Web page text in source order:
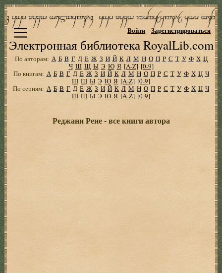
Электронная библиотека RoyalLib.com
Войти Зарегистрироваться
По авторам: А Б В Г Д Е Ж З И Й К Л М Н О П Р С Т У Ф Х Ц
Ч Ш Щ Ы Э Ю Я [A-Z] [0-9]
По книгам: А Б В Г Д Е Ж З И Й К Л М Н О П Р С Т У Ф Х Ц Ч
Ш Щ Ы Э Ю Я [A-Z] [0-9]
По сериям: А Б В Г Д Е Ж З И Й К Л М Н О П Р С Т У Ф Х Ц Ч
Ш Щ Ы Э Ю Я [A-Z] [0-9]
Реджани Рене - все книги автора